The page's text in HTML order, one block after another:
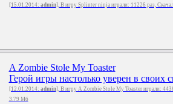
[15.01.2014: admin], В игру Splinter ninja играли: 11226 раз,
A Zombie Stole My Toaster
Герой игры настолько уверен в своих
[12.01.2014: admin], В игру A Zombie Stole My Toaster играли:
3.79 Мб